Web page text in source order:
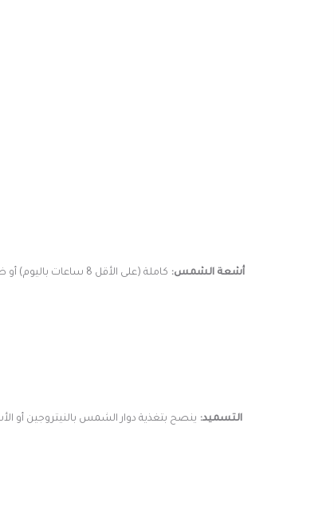
أشعة الشمس:
التسميد: ينصح بتغذية دوار الشمس بالنيتروجين أو